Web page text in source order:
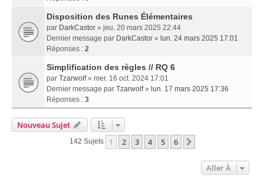
Disposition des Runes Élémentaires
par DarkCastor » jeu. 20 mars 2025 22:44
Dernier message par DarkCastor » lun. 24 mars 2025 17:01
Réponses : 2
Simplification des règles // RQ 6
par Tzarwolf» mer. 16 oct. 2024 17:01
Dernier message par Tzarwolf» lun. 17 mars 2025 17:36
Réponses : 3
Nouveau Sujet
142 Sujets 1 2 3 4 5 6
Aller À